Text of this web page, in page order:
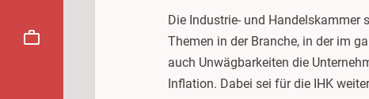
Die Industrie- und Handelskammer
Themen in der Branche, in der im
auch Unwägbarkeiten die
Inflation. Dabei sei für die IHK